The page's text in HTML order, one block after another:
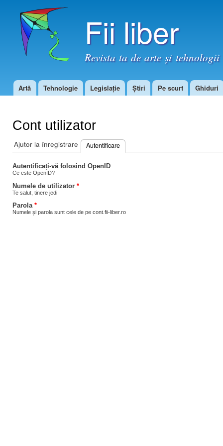
Fii liber
Revista ta de arte și tehnologii
Meniu principal
Artă Tehnologie Legislație Știri Pe scurt Ghiduri
Cont utilizator
Taburi primare
Ajutor la înregistrare Autentificare
Autentificați-vă folosind OpenID
Ce este OpenID?
Numele de utilizator *
Te salut, tinere jedi
Parola *
Numele și parola sunt cele de pe cont.fii-liber.ro